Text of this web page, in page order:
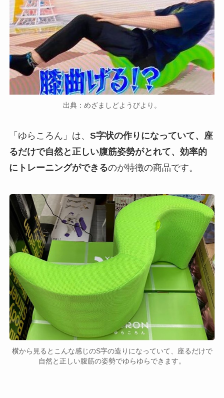
出典：めざましどようびより。
「ゆらころん」は、 S字状の作りになっていて、座
るだけで自然と正しい腹筋姿勢がとれて、効率的
にトレーニングができるのが特徴の商品です。
横から見るとこんな感じのS字の造りになっていて、座るだけで
自然と正しい腹筋の姿勢でゆらゆらできます。